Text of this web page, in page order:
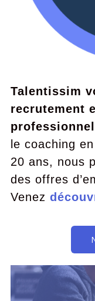
Talentissim
recrutement
professionnel
le coaching
20 ans, nous
des offres
Venez